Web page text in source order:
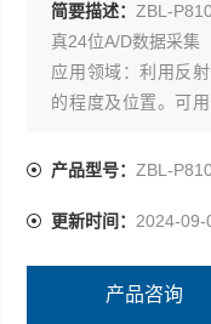
简要描述： ZBL-
真24位A/D数据采集
应用领域：利用反
的程度及位置。可
主要配置： P8100
产品型号：ZBL-
更新时间： 2024-09-
产品咨询